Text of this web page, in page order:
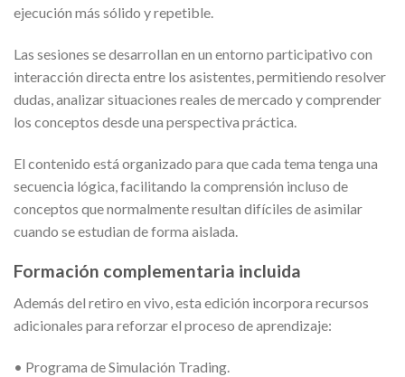
ejecución más sólido y repetible.
Las sesiones se desarrollan en un entorno participativo con
interacción directa entre los asistentes, permitiendo resolver
dudas, analizar situaciones reales de mercado y comprender
los conceptos desde una perspectiva práctica.
El contenido está organizado para que cada tema tenga una
secuencia lógica, facilitando la comprensión incluso de
conceptos que normalmente resultan difíciles de asimilar
cuando se estudian de forma aislada.
Formación complementaria incluida
Además del retiro en vivo, esta edición incorpora recursos
adicionales para reforzar el proceso de aprendizaje:
• Programa de Simulación Trading.